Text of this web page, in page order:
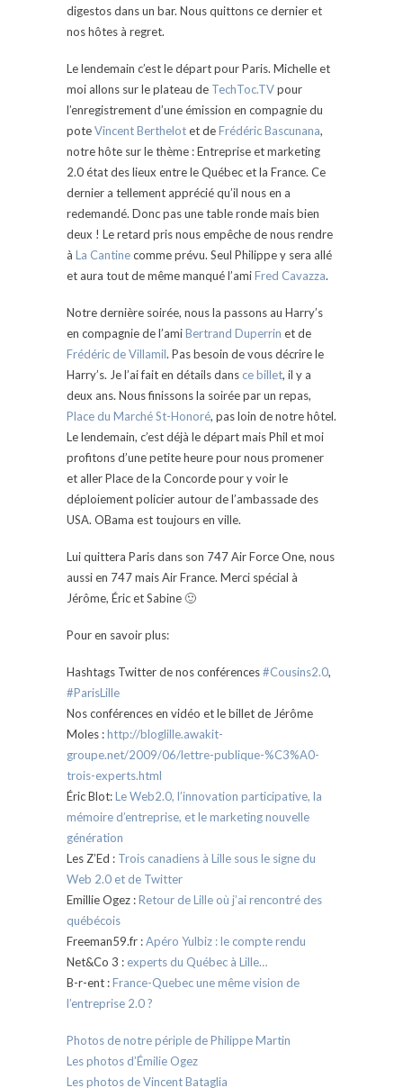
digestos dans un bar. Nous quittons ce dernier et
nos hôtes à regret.
Le lendemain c’est le départ pour Paris. Michelle et
moi allons sur le plateau de TechToc.TVpour
l’enregistrement d’une émission en compagnie du
poteVincent Berthelotet deFrédéric Bascunana,
notre hôte sur le thème : Entreprise et marketing
2.0 état des lieux entre le Québec et la France. Ce
dernier a tellement apprécié qu’il nous en a
redemandé. Donc pas une table ronde mais bien
deux ! Le retard pris nous empêche de nous rendre
à La Cantinecomme prévu. Seul Philippe y sera allé
et aura tout de même manqué l’amiFred Cavazza.
Notre dernière soirée, nous la passons au Harry’s
en compagnie de l’amiBertrand Duperrin et de
Frédéric de Villamil. Pas besoin de vous décrire le
Harry’s. Je l’ai fait en détails dans ce billet, il y a
deux ans. Nous finissons la soirée par un repas,
Place du Marché St-Honoré, pas loin de notre hôtel.
Le lendemain, c’est déjà le départ mais Phil et moi
profitons d’une petite heure pour nous promener
et aller Place de la Concorde pour y voir le
déploiement policier autour de l’ambassade des
USA. OBama est toujours en ville.
Lui quittera Paris dans son 747 Air Force One, nous
aussi en 747 mais Air France. Merci spécial à
Jérôme, Éric et Sabine 🙂
Pour en savoir plus:
Hashtags Twitter de nos conférences#Cousins2.0,
#ParisLille
Nos conférences en vidéo et le billet de Jérôme
Moles :http://bloglille.awakit-
groupe.net/2009/06/lettre-publique-%C3%A0-
trois-experts.html
Éric Blot:Le Web2.0, l’innovation participative, la
mémoire d’entreprise, et le marketing nouvelle
génération
Les Z’Ed : Trois canadiens à Lille sous le signe du
Web 2.0 et de Twitter
Emillie Ogez :Retour de Lille où j’ai rencontré des
québécois
Freeman59.fr :Apéro Yulbiz : le compte rendu
Net&Co 3 : experts du Québec à Lille…
B-r-ent :France-Quebec une même vision de
l’entreprise 2.0 ?
Photos de notre périple de Philippe Martin
Les photos d’Émilie Ogez
Les photos de Vincent Bataglia